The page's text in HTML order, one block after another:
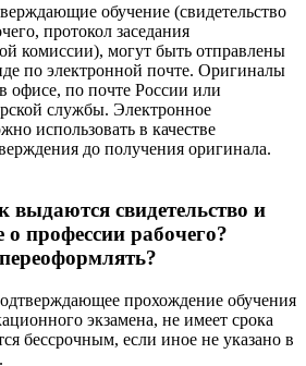
обучение (свидетельство
протокол заседания
комиссии), могут быть отправлены
по электронной почте. Оригиналы
офисе, по почте России или
службы. Электронное
использовать в качестве
до получения оригинала.
выдаются свидетельство и
о профессии рабочего?
прохождение обучения
экзамена, не имеет срока
бессрочным, если иное не указано в